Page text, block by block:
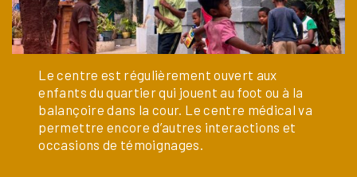
Le centre est régulièrement ouvert aux
enfants du quartier qui jouent au foot ou à la
balançoire dans la cour. Le centre médical va
permettre encore d’autres interactions et
occasions de témoignages.